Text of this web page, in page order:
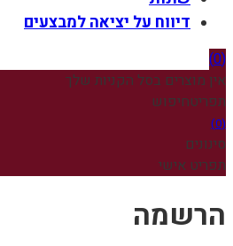
דיווח על יציאה למבצעים
(0)
אין מוצרים בסל הקניות שלך
תפריטחיפוש
(0)
סינונים
תפריט אישי
הרשמה